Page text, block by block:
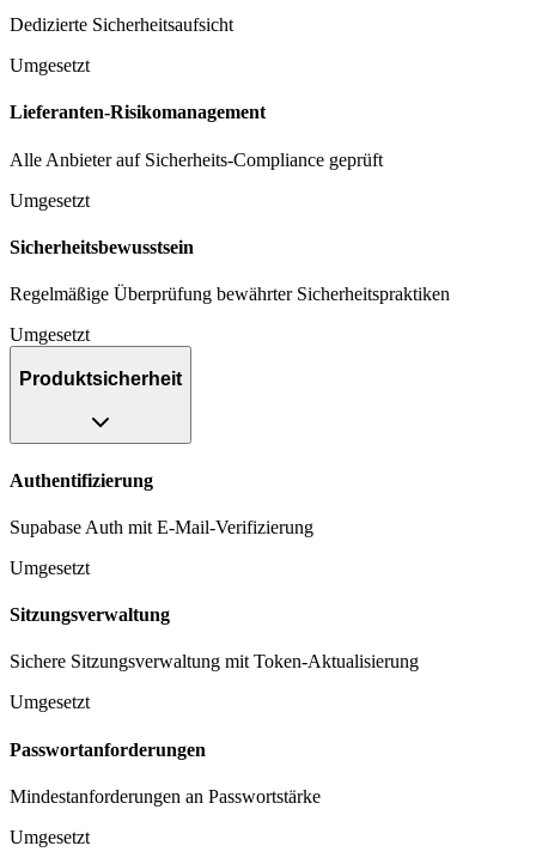
Dedizierte Sicherheitsaufsicht
Umgesetzt
Lieferanten-Risikomanagement
Alle Anbieter auf Sicherheits-Compliance geprüft
Umgesetzt
Sicherheitsbewusstsein
Regelmäßige Überprüfung bewährter Sicherheitspraktiken
Umgesetzt
Produktsicherheit
Authentifizierung
Supabase Auth mit E-Mail-Verifizierung
Umgesetzt
Sitzungsverwaltung
Sichere Sitzungsverwaltung mit Token-Aktualisierung
Umgesetzt
Passwortanforderungen
Mindestanforderungen an Passwortstärke
Umgesetzt